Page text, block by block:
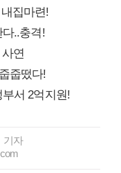
집마련!
다..충격!
연
줍떴다!
부서 2억지원!
기자